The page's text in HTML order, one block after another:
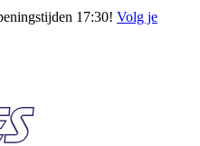
17:30! Volg je